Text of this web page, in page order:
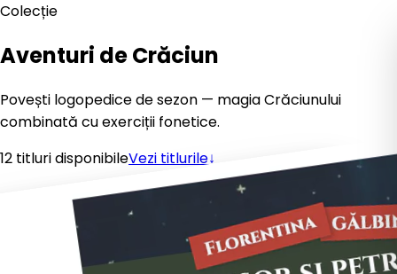
Colecție
Aventuri de Crăciun
Povești logopedice de sezon — magia Crăciunului
combinată cu exerciții fonetice.
12 titluridisponibileVezi titlurile↓